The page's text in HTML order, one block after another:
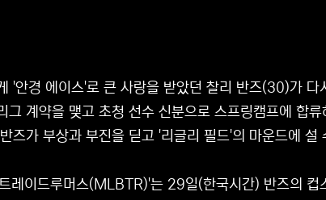
'안경 에이스'로 큰 사랑을 받았던 찰리 반즈(30)가 다
그 계약을 맺고 초청 선수 신분으로 스프링캠프에 합
즈가 부상과 부진을 딛고 '리글리 필드'의 마운드에 설
레이드루머스(MLBTR)'는 29일(한국시간) 반즈의 컵